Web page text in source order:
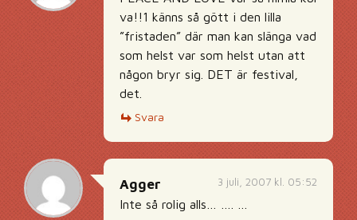
va!!1 känns så gött i den lilla
”fristaden” där man kan slänga vad
som helst var som helst utan att
någon bryr sig. DET är festival,
det.
Svara
3 juli, 2007 kl. 05:52
Agger
Inte så rolig alls… …. …